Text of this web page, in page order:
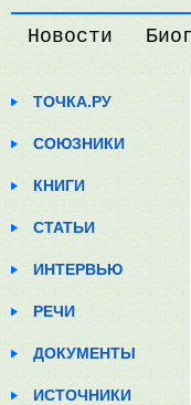
Новости
ТОЧКА.РУ
СОЮЗНИКИ
КНИГИ
СТАТЬИ
ИНТЕРВЬЮ
РЕЧИ
ДОКУМЕНТЫ
ИСТОЧНИКИ